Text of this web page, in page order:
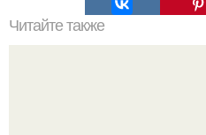
Читайте также